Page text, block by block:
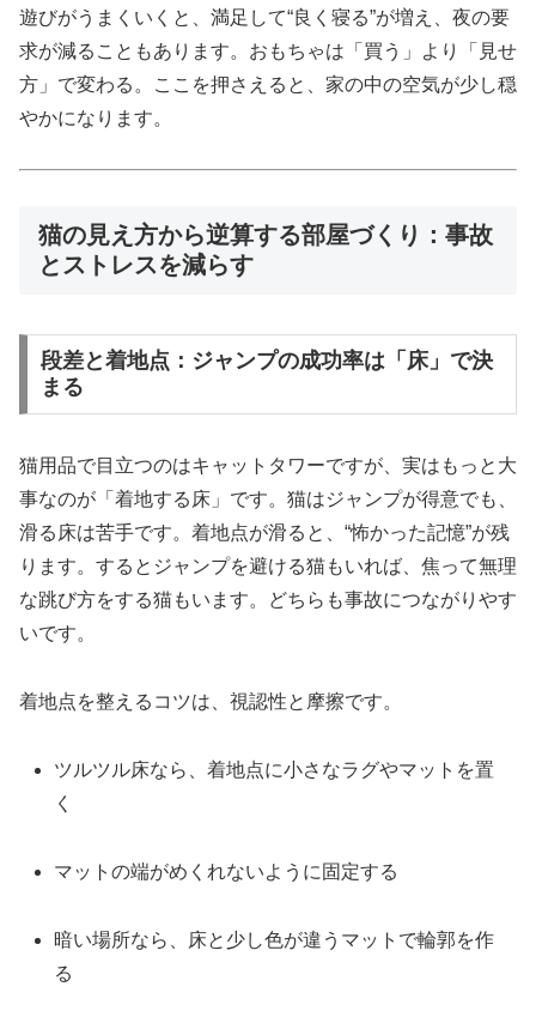
遊びがうまくいくと、満足して“良く寝る”が増え、夜の要
求が減ることもあります。おもちゃは「買う」より「見せ
方」で変わる。ここを押さえると、家の中の空気が少し穏
やかになります。
猫の見え方から逆算する部屋づくり：事故
とストレスを減らす
段差と着地点：ジャンプの成功率は「床」で決
まる
猫用品で目立つのはキャットタワーですが、実はもっと大
事なのが「着地する床」です。猫はジャンプが得意でも、
滑る床は苦手です。着地点が滑ると、“怖かった記憶”が残
ります。するとジャンプを避ける猫もいれば、焦って無理
な跳び方をする猫もいます。どちらも事故につながりやす
いです。
着地点を整えるコツは、視認性と摩擦です。
ツルツル床なら、着地点に小さなラグやマットを置
く
マットの端がめくれないように固定する
暗い場所なら、床と少し色が違うマットで輪郭を作
る